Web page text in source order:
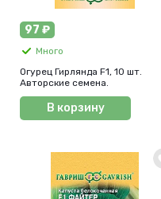
97 ₽
Много
Огурец Гирлянда F1, 10 шт.
Авторские семена.
В корзину